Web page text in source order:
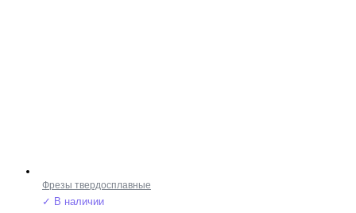
Фрезы твердосплавные
✓ В наличии